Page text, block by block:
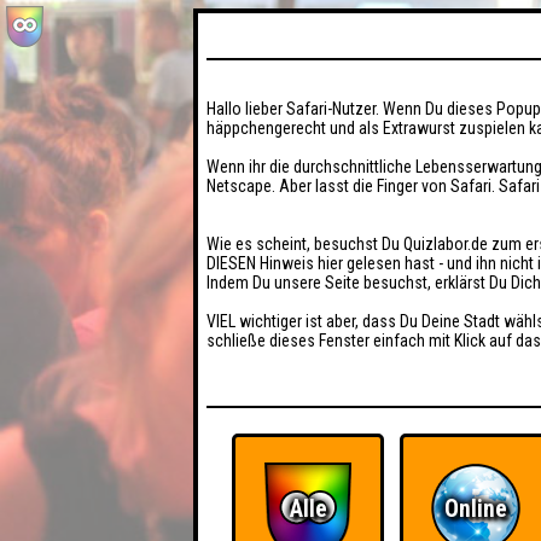
Hallo lieber Safari-Nutzer. Wenn Du dieses
häppchengerecht und als Extrawurst zuspielen
Wenn ihr die durchschnittliche
Netscape. Aber lasst die Finger von Safari.
Wie es scheint, besuchst Du Quizlabor.de zum
DIESEN Hinweis hier gelesen hast - und ihn
Indem Du unsere Seite besuchst, erklärst Du
VIEL wichtiger ist aber, dass Du Deine Stadt
schließe dieses Fenster einfach mit Klick auf
Alle Online